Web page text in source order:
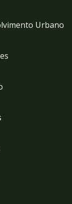
Urbano